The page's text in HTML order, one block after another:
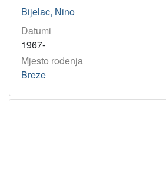
Bijelac, Nino
Datumi
1967-
Mjesto rođenja
Breze